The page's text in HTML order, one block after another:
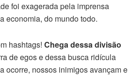
foi exagerada pela imprensa
economia, do mundo todo.
hashtags! Chega dessa divisão
de egos e dessa busca ridícula
ocorre, nossos inimigos avançam e